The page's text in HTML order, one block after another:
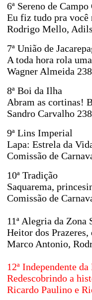
6ª Sereno de Campo
Eu fiz tudo pra você
Rodrigo Mello,
7ª União de
A toda hora rola
Wagner Almeida
8ª Boi da Ilha
Abram as cortinas!
Sandro Carvalho
9ª Lins Imperial
Lapa: Estrela da
Comissão de
10ª Tradição
Saquarema,
Comissão de
11ª Alegria da Zona
Heitor dos Prazeres,
Marco Antonio,
12ª Independente
Redescobrindo a
Ricardo Paulino e